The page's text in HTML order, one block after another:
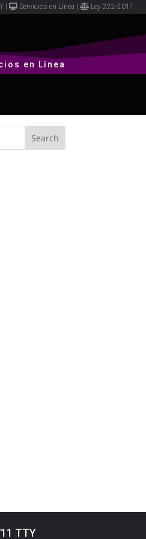
Servicios en Línea Ley 222-2011
en Línea
TTY